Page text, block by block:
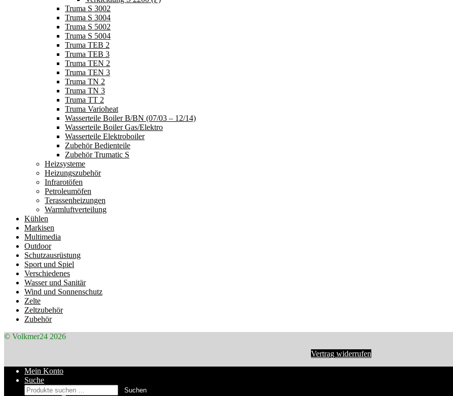
Truma S 3002
Truma S 3004
Truma S 5002
Truma S 5004
Truma TEB 2
Truma TEB 3
Truma TEN 2
Truma TEN 3
Truma TN 2
Truma TN 3
Truma TT 2
Truma Varioheat
Wasserteile Boiler B/BN (07/03 – 12/14)
Wasserteile Boiler Gas/Elektro
Wasserteile Elektroboiler
Zubehör Bedienteile
Zubehör Trumatic S
Heizsysteme
Heizungszubehör
Infrarotöfen
Petroleumöfen
Terassenheizungen
Warmluftverteilung
Kühlen
Markisen
Multimedia
Outdoor
Schutzausrüstung
Sport und Spiel
Verschiedenes
Wasser und Sanitär
Wind und Sonnenschutz
Zelte
Zeltzubehör
Zubehör
© Volkmer24 2026
Vertrag widerrufen
Mein Konto
Suche
Suchen
Suchen